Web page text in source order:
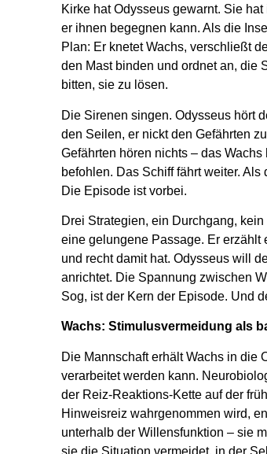
Kirke hat Odysseus gewarnt. Sie
er ihnen begegnen kann. Als die
Plan: Er knetet Wachs, verschließt
den Mast binden und ordnet an, die
bitten, sie zu lösen.
Die Sirenen singen. Odysseus hört
den Seilen, er nickt den Gefährten
Gefährten hören nichts – das
befohlen. Das Schiff fährt weiter.
Die Episode ist vorbei.
Drei Strategien, ein Durchgang,
eine gelungene Passage. Er erzählt
und recht damit hat. Odysseus will
anrichtet. Die Spannung zwischen
Sog, ist der Kern der Episode. Und
Wachs: Stimulusvermeidung als
Die Mannschaft erhält Wachs in die
verarbeitet werden kann.
der Reiz-Reaktions-Kette auf der
Hinweisreiz wahrgenommen wird,
unterhalb der Willensfunktion – sie
sie die Situation vermeidet, in der